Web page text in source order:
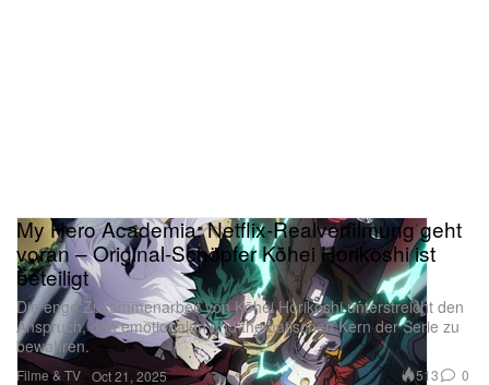
Filme & TV
My Hero Academia: Netflix-Realverfilmung geht
voran – Original-Schöpfer Kōhei Horikoshi ist
beteiligt
Die enge Zusammenarbeit von Kōhei Horikoshi unterstreicht den
Anspruch, den emotionalen und thematischen Kern der Serie zu
bewahren.
Oct 21, 2025 513 0